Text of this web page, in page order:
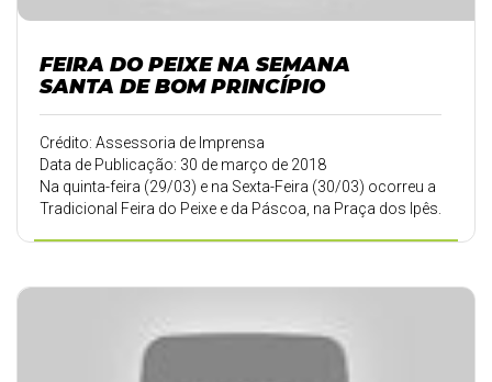
FEIRA DO PEIXE NA SEMANA
SANTA DE BOM PRINCÍPIO
Crédito: Assessoria de Imprensa
Data de Publicação: 30 de março de 2018
Na quinta-feira (29/03) e na Sexta-Feira (30/03) ocorreu a
Tradicional Feira do Peixe e da Páscoa, na Praça dos Ipês.